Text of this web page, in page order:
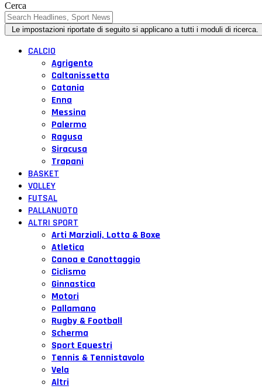
Cerca
CALCIO
Agrigento
Caltanissetta
Catania
Enna
Messina
Palermo
Ragusa
Siracusa
Trapani
BASKET
VOLLEY
FUTSAL
PALLANUOTO
ALTRI SPORT
Arti Marziali, Lotta & Boxe
Atletica
Canoa e Canottaggio
Ciclismo
Ginnastica
Motori
Pallamano
Rugby & Football
Scherma
Sport Equestri
Tennis & Tennistavolo
Vela
Altri